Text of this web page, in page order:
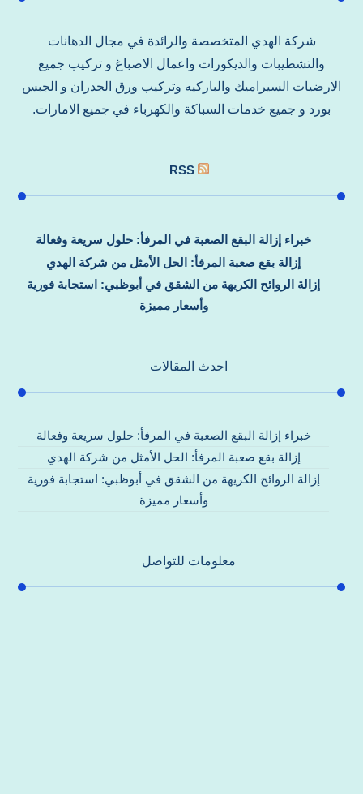
شركة الهدي المتخصصة والرائدة في مجال الدهانات
والتشطيبات والديكورات واعمال الاصباغ و تركيب جميع
الارضيات السيراميك والباركيه وتركيب ورق الجدران و الجبس
بورد و جميع خدمات السباكة والكهرباء في جميع الامارات.
RSS
خبراء إزالة البقع الصعبة في المرفأ: حلول سريعة وفعالة
إزالة بقع صعبة المرفأ: الحل الأمثل من شركة الهدي
إزالة الروائح الكريهة من الشقق في أبوظبي: استجابة فورية
وأسعار مميزة
احدث المقالات
خبراء إزالة البقع الصعبة في المرفأ: حلول سريعة وفعالة
إزالة بقع صعبة المرفأ: الحل الأمثل من شركة الهدي
إزالة الروائح الكريهة من الشقق في أبوظبي: استجابة فورية
وأسعار مميزة
معلومات للتواصل